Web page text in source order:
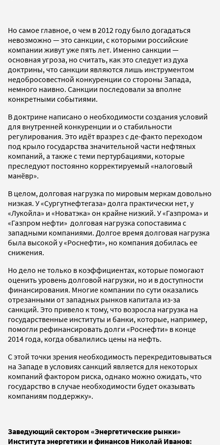
Но самое главное, о чем в 2012 году было догадаться
невозможно — это санкции, с которыми российские
компании живут уже пять лет. Именно санкции —
основная угроза, но считать, как это следует из духа
доктрины, что санкции являются лишь инструментом
недобросовестной конкуренции со стороны Запада,
немного наивно. Санкции последовали за вполне
конкретными событиями.
В доктрине написано о необходимости создания условий
для внутренней конкуренции и о стабильности
регулирования. Это идёт вразрез с де-факто переходом
под крыло государства значительной части нефтяных
компаний, а также с теми пертурбациями, которые
преследуют постоянно корректируемый «налоговый
манёвр».
В целом, долговая нагрузка по мировым меркам довольно
низкая. У «Сургутнефтегаза» долга практически нет, у
«Лукойла» и «Новатэка» он крайне низкий. У «Газпрома» и
«Газпром нефти» долговая нагрузка сопоставима с
западными компаниями. Долгое время долговая нагрузка
была высокой у «Роснефти», но компания добилась ее
снижения.
Но дело не только в коэффициентах, которые помогают
оценить уровень долговой нагрузки, но и в доступности
финансирования. Многие компании по сути оказались
отрезанными от западных рынков капитала из-за
санкций. Это привело к тому, что возросла нагрузка на
государственные институты и банки, которые, например,
помогли рефинансировать долги «Роснефти» в конце
2014 года, когда обвалились цены на нефть.
С этой точки зрения необходимость перекредитовываться
на Западе в условиях санкций является для некоторых
компаний фактором риска, однако можно ожидать, что
государство в случае необходимости будет оказывать
компаниям поддержку».
Заведующий сектором «Энергетические рынки»
Института энергетики и финансов Николай Иванов: